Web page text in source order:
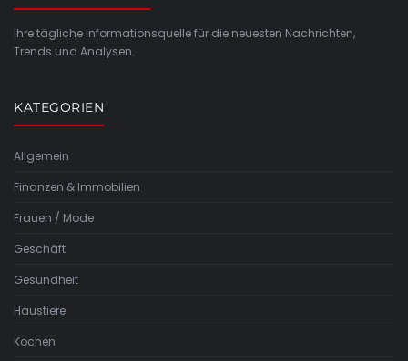
Ihre tägliche Informationsquelle für die neuesten Nachrichten,
Trends und Analysen.
KATEGORIEN
Allgemein
Finanzen & Immobilien
Frauen / Mode
Geschäft
Gesundheit
Haustiere
Kochen